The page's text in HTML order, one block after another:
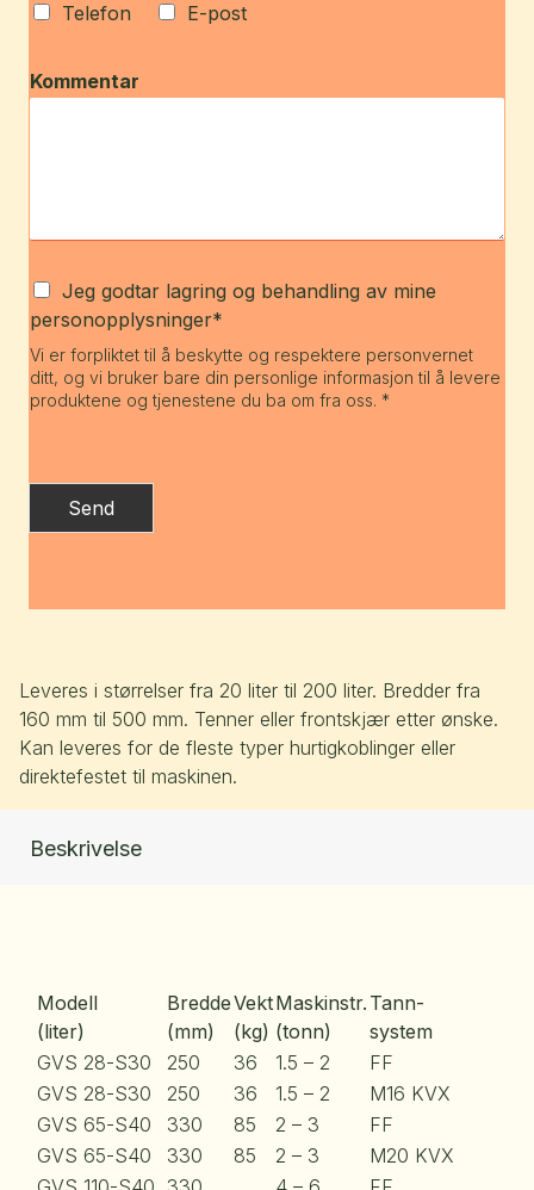
Telefon
E-post
Kommentar
Jeg godtar lagring og behandling av mine
personopplysninger*
Vi er forpliktet til å beskytte og respektere personvernet
ditt, og vi bruker bare din personlige informasjon til å levere
produktene og tjenestene du ba om fra oss. *
Send
Leveres i størrelser fra 20 liter til 200 liter. Bredder fra
160 mm til 500 mm. Tenner eller frontskjær etter ønske.
Kan leveres for de fleste typer hurtigkoblinger eller
direktefestet til maskinen.
Beskrivelse
Modell
(liter)
Bredde
(mm)
Vekt
(kg)
Maskinstr.
(tonn)
Tann-
system
GVS 28-S30
250 36 1.5 – 2
FF
GVS 28-S30
250 36 1.5 – 2
M16 KVX
GVS 65-S40
330 85 2 – 3
FF
GVS 65-S40
330 85 2 – 3
M20 KVX